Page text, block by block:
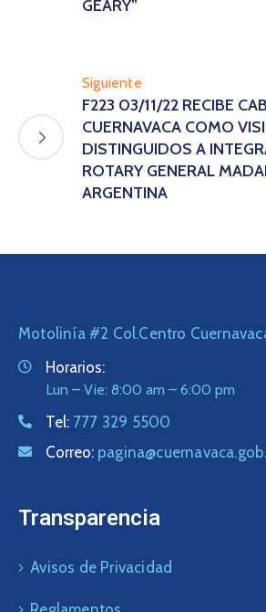
GEARY”
Siguiente
F223 03/11/22 RECIBE
CUERNAVACA COMO
DISTINGUIDOS A
ROTARY GENERAL
ARGENTINA
Motolinía #2 Col.Centro
Horarios:
Lun – Vie: 8:00 am – 6:00 pm
Tel: 777 329 5500
Correo:
Transparencia
Avisos de Privacidad